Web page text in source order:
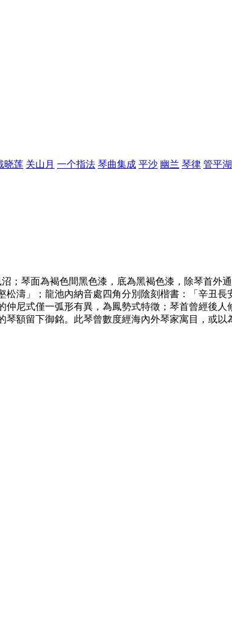
晓莲 关山月 一个指法 琴曲集成 平沙 幽兰 琴律 管平湖
；琴面為褐色間黑色漆，底為黑褐色漆，除琴首外
濤」；龍池內納音處四角分別陰刻楷書：「辛丑長
尼式僅一弧形有異，為鳳勢式特徵；琴首曾經後人
額留下御銘。此琴曾數度經海內外琴家寓目，或以